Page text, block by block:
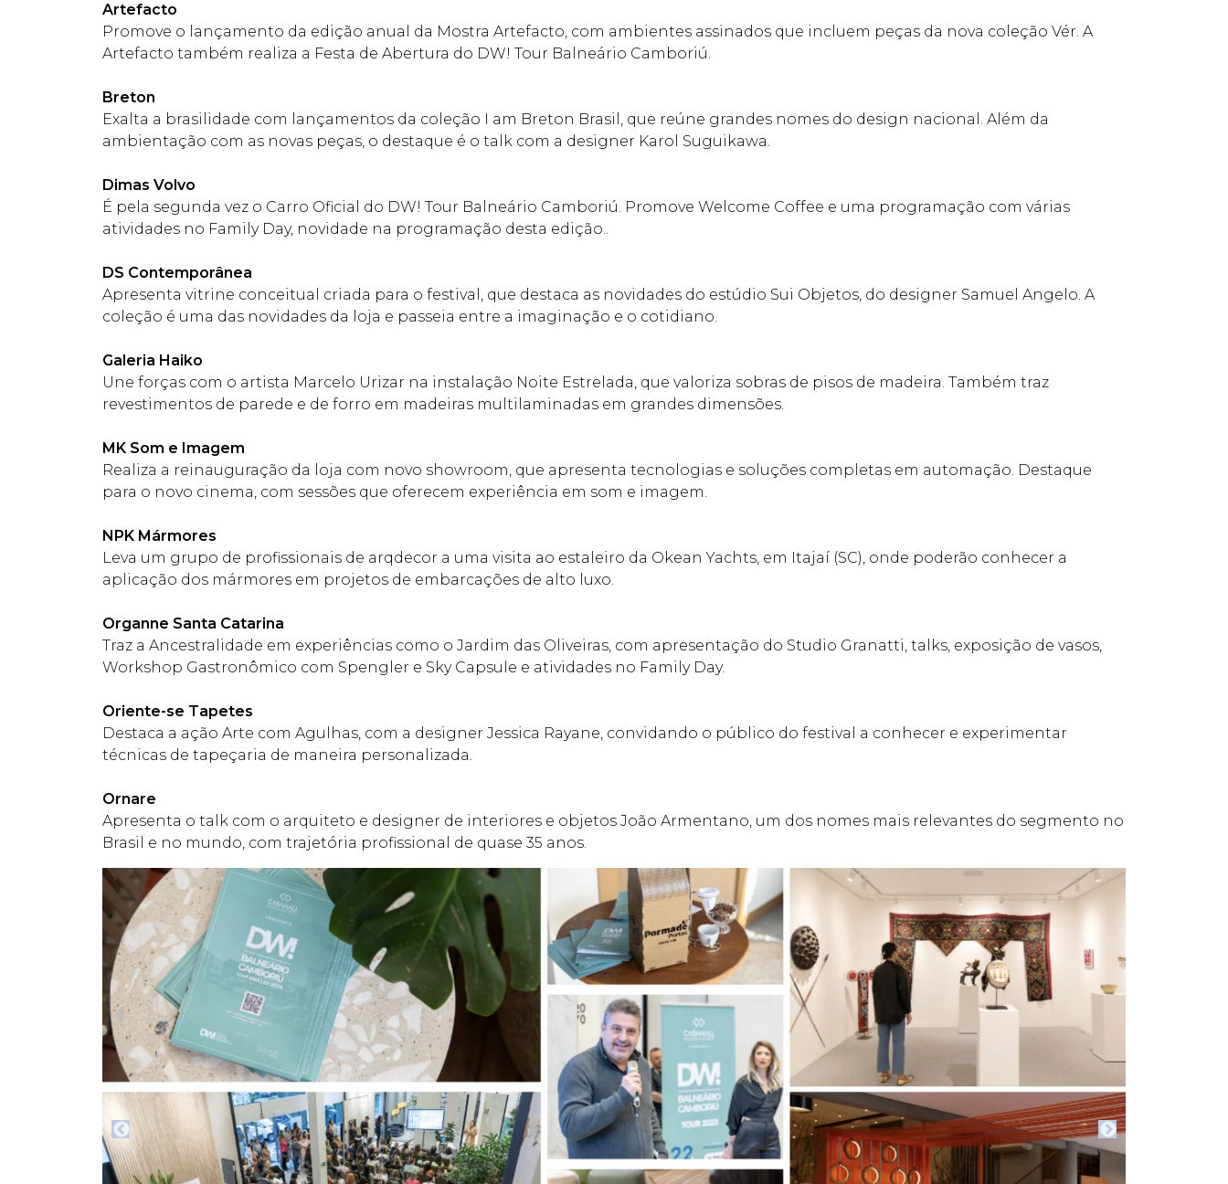
Artefacto
Promove o lançamento da edição anual da Mostra Artefacto, com ambientes assinados que incluem peças da nova coleção Vér. A
Artefacto também realiza a Festa de Abertura do DW! Tour Balneário Camboriú.
Breton
Exalta a brasilidade com lançamentos da coleção I am Breton Brasil, que reúne grandes nomes do design nacional. Além da
ambientação com as novas peças, o destaque é o talk com a designer Karol Suguikawa.
Dimas Volvo
É pela segunda vez o Carro Oficial do DW! Tour Balneário Camboriú. Promove Welcome Coffee e uma programação com várias
atividades no Family Day, novidade na programação desta edição..
DS Contemporânea
Apresenta vitrine conceitual criada para o festival, que destaca as novidades do estúdio Sui Objetos, do designer Samuel Angelo. A
coleção é uma das novidades da loja e passeia entre a imaginação e o cotidiano.
Galeria Haiko
Une forças com o artista Marcelo Urizar na instalação Noite Estrelada, que valoriza sobras de pisos de madeira. Também traz
revestimentos de parede e de forro em madeiras multilaminadas em grandes dimensões.
MK Som e Imagem
Realiza a reinauguração da loja com novo showroom, que apresenta tecnologias e soluções completas em automação. Destaque
para o novo cinema, com sessões que oferecem experiência em som e imagem.
NPK Mármores
Leva um grupo de profissionais de arqdecor a uma visita ao estaleiro da Okean Yachts, em Itajaí (SC), onde poderão conhecer a
aplicação dos mármores em projetos de embarcações de alto luxo.
Organne Santa Catarina
Traz a Ancestralidade em experiências como o Jardim das Oliveiras, com apresentação do Studio Granatti, talks, exposição de vasos,
Workshop Gastronômico com Spengler e Sky Capsule e atividades no Family Day.
Oriente-se Tapetes
Destaca a ação Arte com Agulhas, com a designer Jessica Rayane, convidando o público do festival a conhecer e experimentar
técnicas de tapeçaria de maneira personalizada.
Ornare
Apresenta o talk com o arquiteto e designer de interiores e objetos João Armentano, um dos nomes mais relevantes do segmento no
Brasil e no mundo, com trajetória profissional de quase 35 anos.